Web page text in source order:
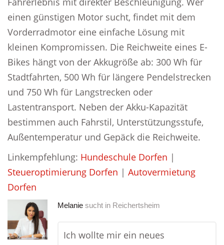
einen günstigen Motor sucht, findet mit dem
Vorderradmotor eine einfache Lösung mit
kleinen Kompromissen. Die Reichweite eines E-
Bikes hängt von der Akkugröße ab: 300 Wh für
Stadtfahrten, 500 Wh für längere Pendelstrecken
und 750 Wh für Langstrecken oder
Lastentransport. Neben der Akku-Kapazität
bestimmen auch Fahrstil, Unterstützungsstufe,
Außentemperatur und Gepäck die Reichweite.
Linkempfehlung: Hundeschule Dorfen |
Steueroptimierung Dorfen | Autovermietung
Dorfen
Melanie sucht in Reichertsheim
Ich wollte mir ein neues